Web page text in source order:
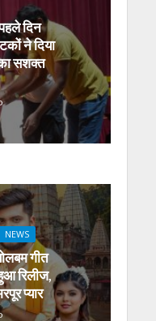
दिन
ने दिया
सशक्त
NEWS
गीत
रिलीज,
प्यार